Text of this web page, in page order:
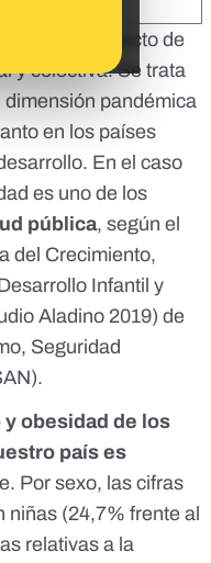
gran impacto de
y colectiva. Se trata
dimensión pandémica
en los países
. En el caso
es uno de los
pública, según el
del Crecimiento,
Infantil y
Aladino 2019) de
Seguridad
obesidad de los
país es
. Por sexo, las cifras
niñas (24,7% frente al
relativas a la